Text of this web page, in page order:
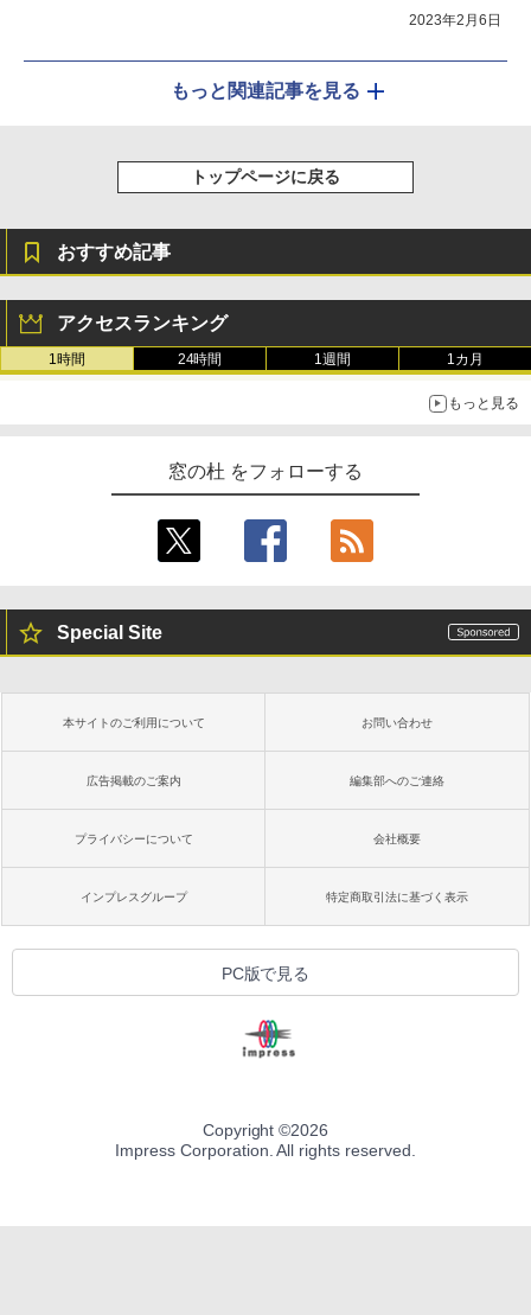
2023年2月6日
もっと関連記事を見る
トップページに戻る
おすすめ記事
アクセスランキング
1時間 24時間 1週間 1カ月
もっと見る
窓の杜 をフォローする
Special Site
本サイトのご利用について お問い合わせ
広告掲載のご案内 編集部へのご連絡
プライバシーについて 会社概要
インプレスグループ 特定商取引法に基づく表示
PC版で見る
Copyright ©2026
Impress Corporation. All rights reserved.